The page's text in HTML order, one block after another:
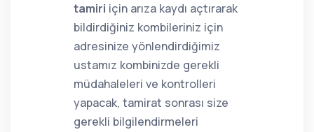
tamiri için arıza kaydı açtırarak
bildirdiğiniz kombileriniz için
adresinize yönlendirdiğimiz
ustamız kombinizde gerekli
müdahaleleri ve kontrolleri
yapacak, tamirat sonrası size
gerekli bilgilendirmeleri